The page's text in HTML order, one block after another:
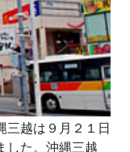
三越は９月２１日
した。沖縄三越